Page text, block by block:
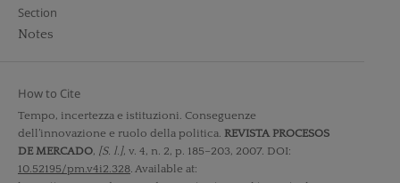
Section
Notes
How to Cite
Tempo, incertezza e istituzioni. Conseguenze
dell’innovazione e ruolo della politica. REVISTA PROCESOS
DE MERCADO, [S. l.], v. 4, n. 2, p. 185–203, 2007. DOI:
10.52195/pm.v4i2.328. Available at: